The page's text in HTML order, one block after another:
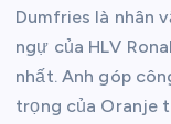
Dumfries là nhân
ngự của HLV
nhất. Anh góp
trọng của Oranje